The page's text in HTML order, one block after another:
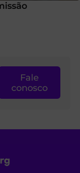
Fale
conosco